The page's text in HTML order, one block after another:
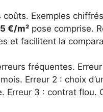
coûts. Exemples
€/m² pose comprise.
et facilitent la
fréquentes.
Erreur 2 : choix
3 : contrat flou.